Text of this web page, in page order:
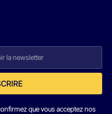
que vous acceptez nos